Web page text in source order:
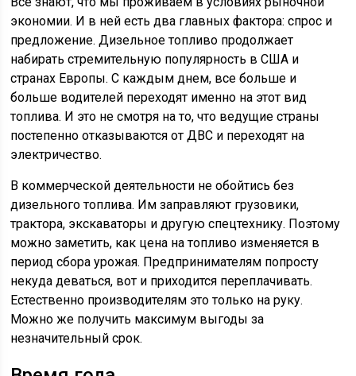
экономии. И в ней есть два главных фактора: спрос и
предложение. Дизельное топливо продолжает
набирать стремительную популярность в США и
странах Европы. С каждым днем, все больше и
больше водителей переходят именно на этот вид
топлива. И это не смотря на то, что ведущие страны
постепенно отказываются от ДВС и переходят на
электричество.
В коммерческой деятельности не обойтись без
дизельного топлива. Им заправляют грузовики,
трактора, экскаваторы и другую спецтехнику. Поэтому
можно заметить, как цена на топливо изменяется в
период сбора урожая. Предпринимателям попросту
некуда деваться, вот и приходится переплачивать.
Естественно производителям это только на руку.
Можно же получить максимум выгоды за
незначительный срок.